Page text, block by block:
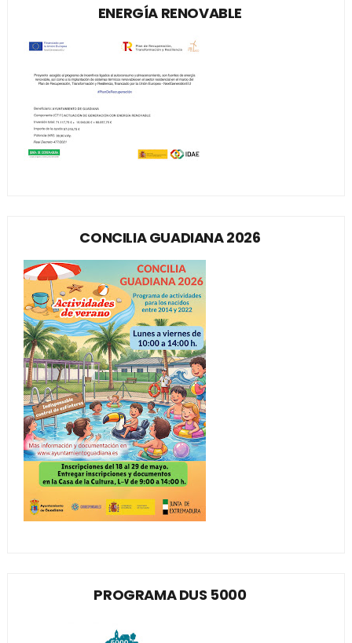
ENERGÍA RENOVABLE
CONCILIA GUADIANA 2026
PROGRAMA DUS 5000